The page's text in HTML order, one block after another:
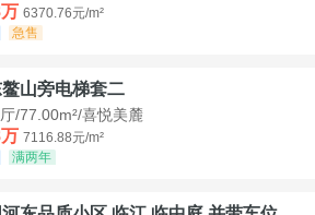
6370.76元/m²
急售
山旁电梯套二
/77.00m²/喜悦美麓
7116.88元/m²
满两年